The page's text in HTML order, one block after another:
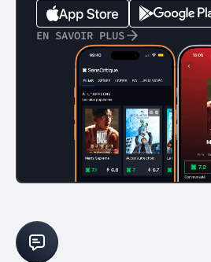
EN SAVOIR PLUS